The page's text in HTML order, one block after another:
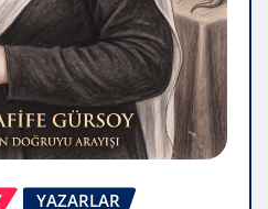
YAZARLAR